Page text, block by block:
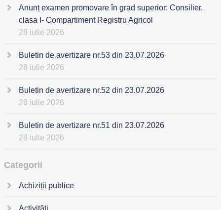
Anunț examen promovare în grad superior: Consilier,
clasa I- Compartiment Registru Agricol
28 iulie 2026
Buletin de avertizare nr.53 din 23.07.2026
28 iulie 2026
Buletin de avertizare nr.52 din 23.07.2026
28 iulie 2026
Buletin de avertizare nr.51 din 23.07.2026
28 iulie 2026
Categorii
Achiziții publice
Activități